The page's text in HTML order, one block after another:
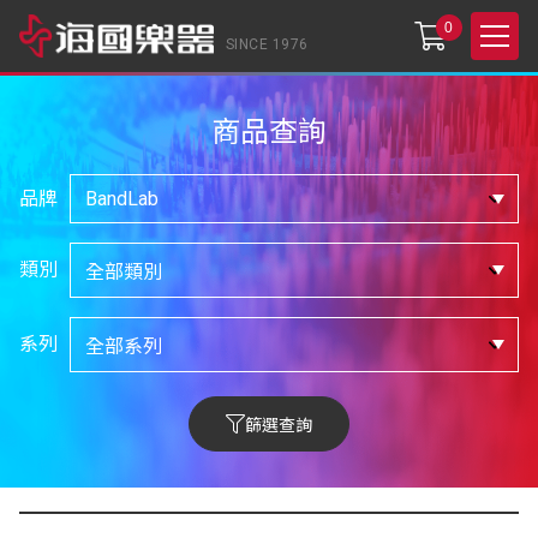
SINCE 1976
0
商品查詢
品牌
類別
系列
篩選查詢